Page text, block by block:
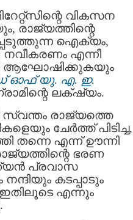
വികസന
രാജ്യത്തിന്റെ
ഐക്യം,
എന്നീ
ആഘോഷിക്കുകയും
ഓഫ് യു. എ. ഇ.
ലക്‌ഷ്യം.
സ്വന്തം രാജ്യത്തെ
ചേർത്ത് പിടിച്ച,
തന്നെ എന്ന് ഊന്നി
ഭരണ
പ്രവാസ
കടപ്പാടും
എന്നും